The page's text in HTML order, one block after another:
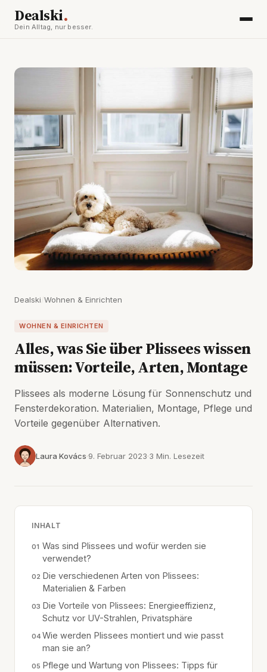
Dealski.
Dein Alltag, nur besser.
Dealski Wohnen & Einrichten
WOHNEN & EINRICHTEN
Alles, was Sie über Plissees wissen
müssen: Vorteile, Arten, Montage
Plissees als moderne Lösung für Sonnenschutz und
Fensterdekoration. Materialien, Montage, Pflege und
Vorteile gegenüber Alternativen.
Laura Kovács 9. Februar 2023 3 Min. Lesezeit
INHALT
Was sind Plissees und wofür werden sie
verwendet?
Die verschiedenen Arten von Plissees:
Materialien & Farben
Die Vorteile von Plissees: Energieeffizienz,
Schutz vor UV-Strahlen, Privatsphäre
Wie werden Plissees montiert und wie passt
man sie an?
Pflege und Wartung von Plissees: Tipps für